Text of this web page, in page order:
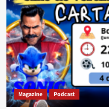
Magazine Podcast